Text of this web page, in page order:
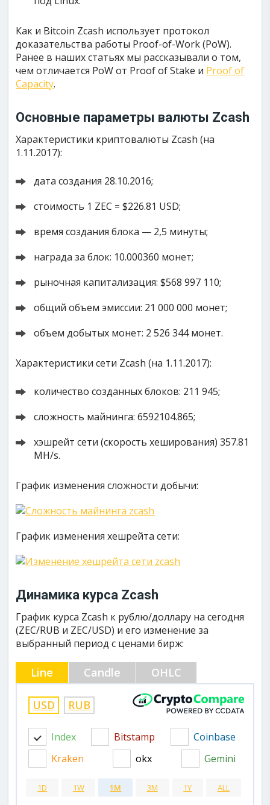
Как и Bitcoin Zcash использует протокол
доказательства работы Proof-of-Work (PoW).
Ранее в наших статьях мы рассказывали о том,
чем отличается PoW от Proof of Stake и Proof of
Capacity.
Основные параметры валюты Zcash
Характеристики криптовалюты Zcash (на
1.11.2017):
дата создания 28.10.2016;
стоимость 1 ZEC = $226.81 USD;
время создания блока — 2,5 минуты;
награда за блок: 10.000360 монет;
рыночная капитализация: $568 997 110;
общий объем эмиссии: 21 000 000 монет;
объем добытых монет: 2 526 344 монет.
Характеристики сети Zcash (на 1.11.2017):
количество созданных блоков: 211 945;
сложность майнинга: 6592104.865;
хэшрейт сети (скорость хеширования) 357.81
MH/s.
График изменения сложности добычи:
График изменения хешрейта сети:
Динамика курса Zcash
График курса Zcash к рублю/доллару на сегодня
(ZEC/RUB и ZEC/USD) и его изменение за
выбранный период с ценами бирж:
Line Candle OHLC
USD RUB
Index Bitstamp
Coinbase
Kraken
okx Gemini
1D 1W 1M 3M 1Y ALL